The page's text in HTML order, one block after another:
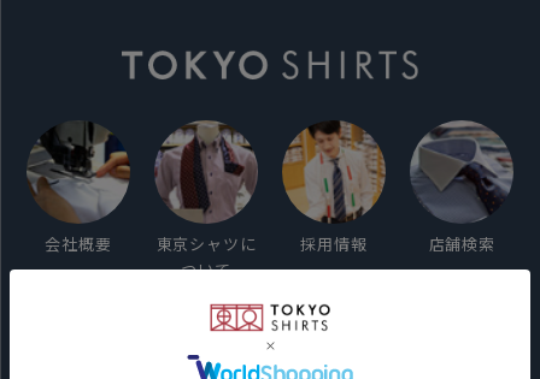
会社概要
東京シャツに
ついて
採用情報 店舗検索